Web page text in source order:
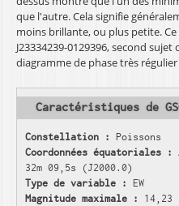
que l'autre. Cela signifie
moins brillante, ou plus petite. Ce
J23334239-0129396, second
diagramme de phase très régulier
Caractéristiques de
Constellation : Poissons
Coordonnées équatoriales :
32m 09,5s (J2000.0)
Type de variable : EW
Magnitude maximale :
14,23